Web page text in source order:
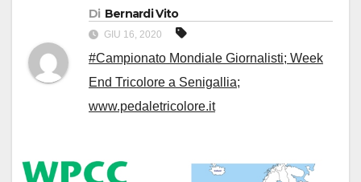
Di Bernardi Vito
GIU 16, 2020
#Campionato Mondiale Giornalisti; Week
End Tricolore a Senigallia;
www.pedaletricolore.it